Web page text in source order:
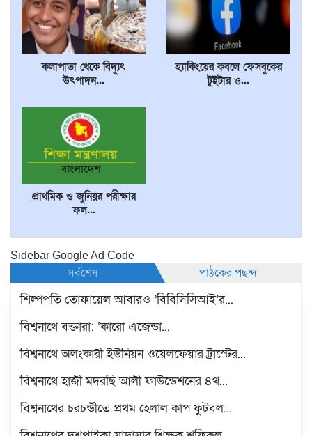
কলাপাতা থেকে বিদ্যুৎ
উৎপাদন...
হ্যাকিংয়ের কবলে ফেসবুকের
টুইটার ও...
প্রাথমিক ও জুনিয়র পরীক্ষার
ফল...
Sidebar Google Ad Code
সর্বশেষ
পাঠকের পছন্দ
শিল্পপতি তোফায়েল আবারও ‘বিবিসিসিআই’র...
বিশ্বনাথে বক্তারা: ‘কারো এজেন্ডা...
বিশ্বনাথে অলংকারী ইউনিয়ন ওয়েলফেয়ার ট্রাস্টের...
বিশ্বনাথে হাজী মদরছি আলী ফাউন্ডেশনের ৪র্থ...
বিশ্বনাথের চরচন্ডীতে প্রথম হেলাল কাপ ফুটবল...